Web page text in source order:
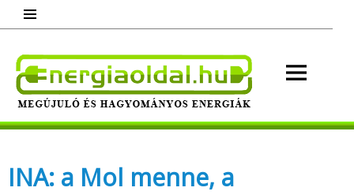
content
Megújuló és hagyományos energiák.
INA: a Mol menne, a